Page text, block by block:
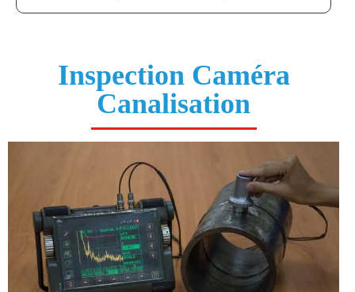
Inspection Caméra
Canalisation